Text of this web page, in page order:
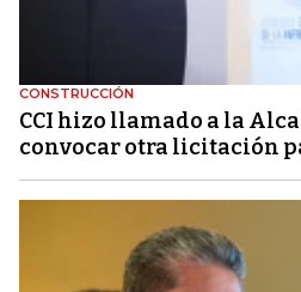
CONSTRUCCIÓN
CCI hizo llamado a la
convocar otra licitación